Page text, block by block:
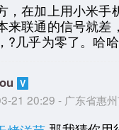
，在加上用小米手
来联通的信号就差
?几乎为零了。哈
21 20:29 - 广东省惠